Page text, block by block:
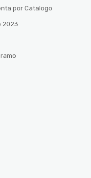
por Catalogo
2023